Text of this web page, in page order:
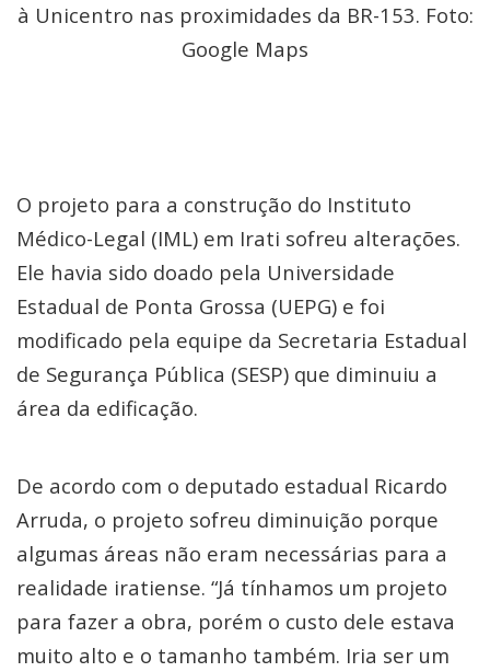
à Unicentro nas proximidades da BR-153. Foto:
Google Maps
O projeto para a construção do Instituto
Médico-Legal (IML) em Irati sofreu alterações.
Ele havia sido doado pela Universidade
Estadual de Ponta Grossa (UEPG) e foi
modificado pela equipe da Secretaria Estadual
de Segurança Pública (SESP) que diminuiu a
área da edificação.
De acordo com o deputado estadual Ricardo
Arruda, o projeto sofreu diminuição porque
algumas áreas não eram necessárias para a
realidade iratiense. “Já tínhamos um projeto
para fazer a obra, porém o custo dele estava
muito alto e o tamanho também. Iria ser um